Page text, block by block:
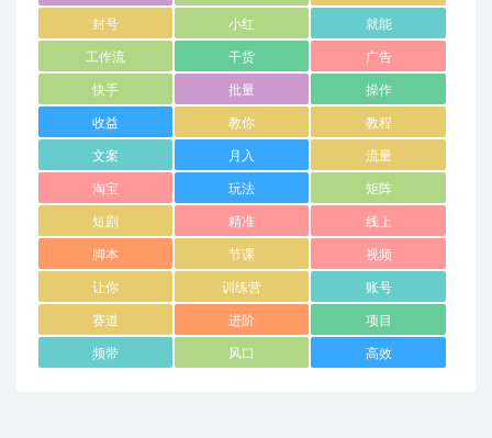
封号 小红 就能
工作流 干货 广告
快手 批量 操作
收益 教你 教程
文案 月入 流量
淘宝 玩法 矩阵
短剧 精准 线上
脚本 节课 视频
让你 训练营 账号
赛道 进阶 项目
频带 风口 高效